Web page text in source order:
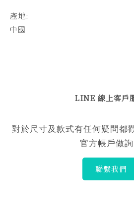
產地:
中國
LINE 線上客戶
對於尺寸及款式有任何疑問都
官方帳戶做
聯繫我們